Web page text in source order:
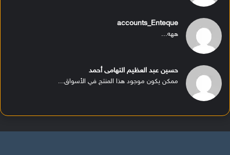
accounts_Enteque
ههه...
حسين عبد العظيم التهامى أحمد
ممكن يكون موجود هذا المنتج في الأسواق...